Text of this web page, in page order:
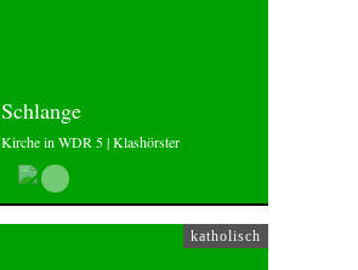
Schlange
Kirche in WDR 5 | Klashörster
katholisch